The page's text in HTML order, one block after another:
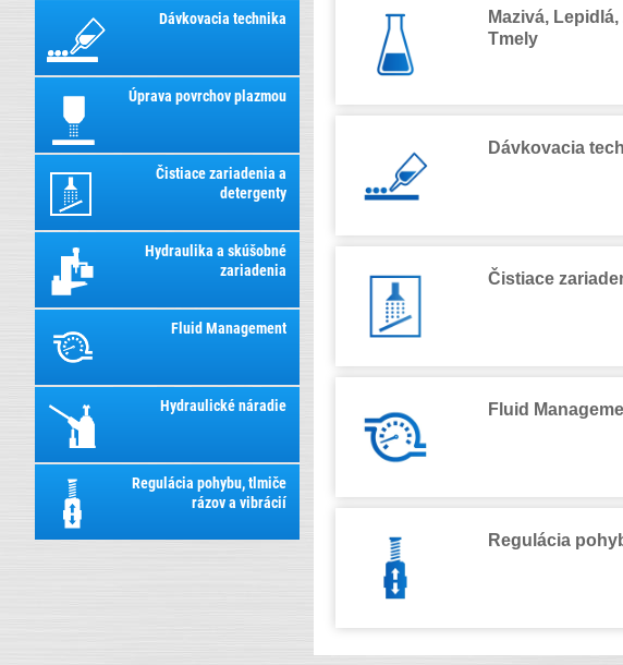
Dávkovacia technika
Úprava povrchov plazmou
Čistiace zariadenia a
detergenty
Hydraulika a skúšobné
zariadenia
Fluid Management
Hydraulické náradie
Regulácia pohybu, tlmiče
rázov a vibrácií
Mazivá,
Tmely
Dávkovacia
Čistiace
Fluid
Regulácia